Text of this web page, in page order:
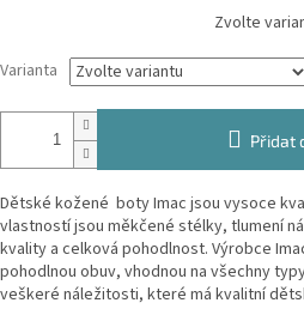
Zvolte
Varianta
Přidat
Dětské kožené boty Imac jsou vysoce
vlastností jsou měkčené stélky, tlumení
kvality a celková pohodlnost. Výrobce
pohodlnou obuv, vhodnou na všechny
veškeré náležitosti, které má kvalitní